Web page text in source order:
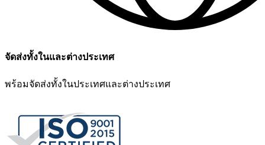
จัดส่งทั้งในและต่างประเทศ
พร้อมจัดส่งทั้งในประเทศและต่างประเทศ